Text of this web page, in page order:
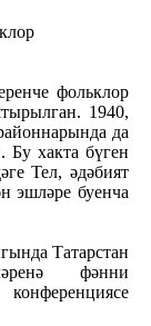
фольклор
1940,
да
Бу хакта бүген
Тел, әдәбият
эшләре буенча
Татарстан
фәнни
конференциясе